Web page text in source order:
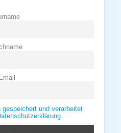
Email
gespeichert und verarbeitet